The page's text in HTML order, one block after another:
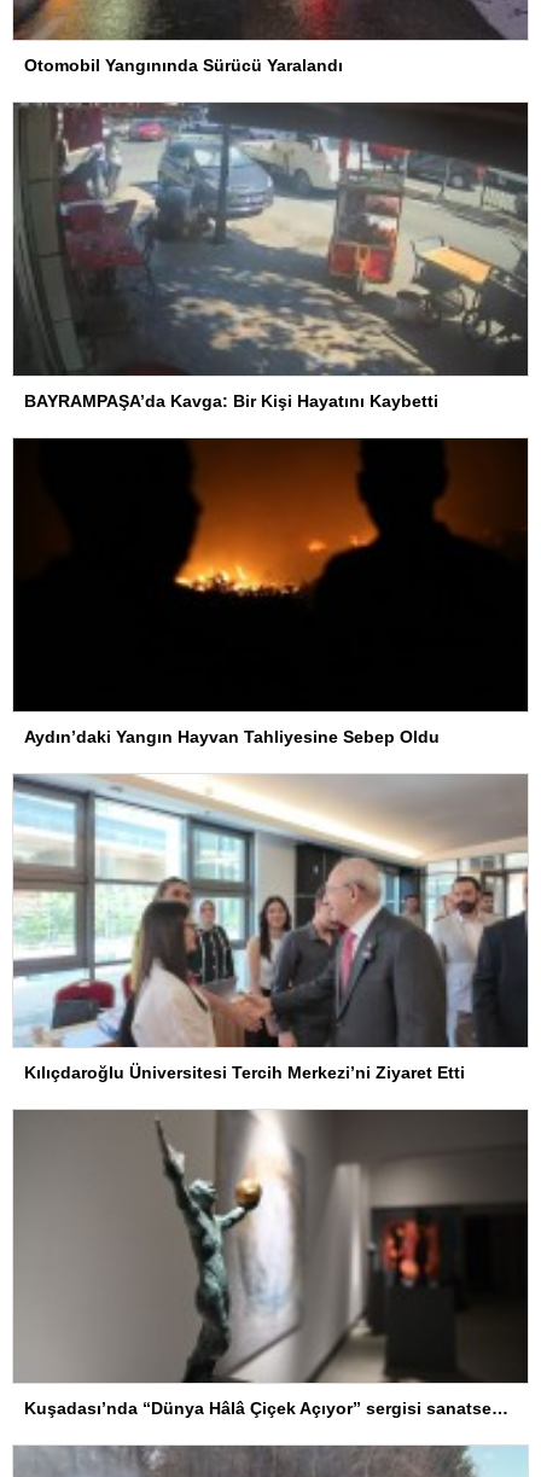
Otomobil Yangınında Sürücü Yaralandı
BAYRAMPAŞA’da Kavga: Bir Kişi Hayatını Kaybetti
Aydın’daki Yangın Hayvan Tahliyesine Sebep Oldu
Kılıçdaroğlu Üniversitesi Tercih Merkezi’ni Ziyaret Etti
Kuşadası’nda “Dünya Hâlâ Çiçek Açıyor” sergisi sanatseverlerle buluşuyor